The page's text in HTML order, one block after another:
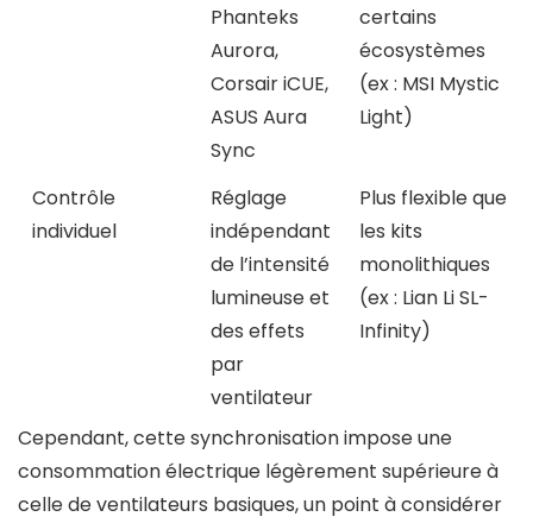
Phanteks
Aurora,
Corsair iCUE,
ASUS Aura
Sync
certains
écosystèmes
(ex : MSI Mystic
Light)
Contrôle
individuel
Réglage
indépendant
de l’intensité
lumineuse et
des effets
par
ventilateur
Plus flexible que
les kits
monolithiques
(ex : Lian Li SL-
Infinity)
Cependant, cette synchronisation impose une
consommation électrique légèrement supérieure à
celle de ventilateurs basiques, un point à considérer